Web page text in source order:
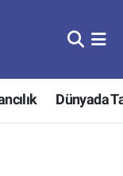
Dünyada